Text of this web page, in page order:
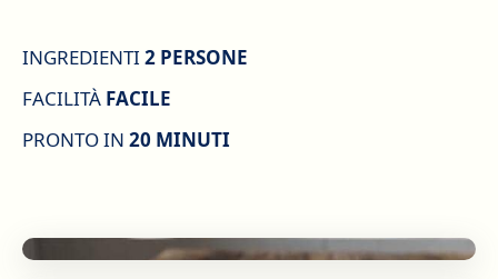
INGREDIENTI 2 PERSONE
FACILITÀ FACILE
PRONTO IN 20 MINUTI